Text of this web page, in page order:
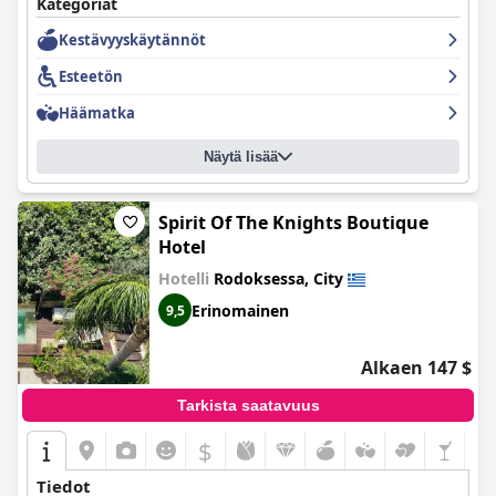
Kestävyyskäytännöt
Esteetön
Häämatka
Näytä lisää
Spirit Of The Knights Boutique
Hotel
Hotelli Rodoksessa, City
9,5 Erinomainen
Alkaen 147 $
Tarkista saatavuus
$
Tiedot